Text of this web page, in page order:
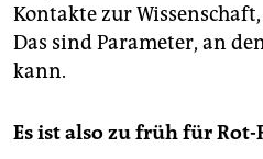
Kontakte zur
Das sind Parameter, an
kann.
Es ist also zu früh für